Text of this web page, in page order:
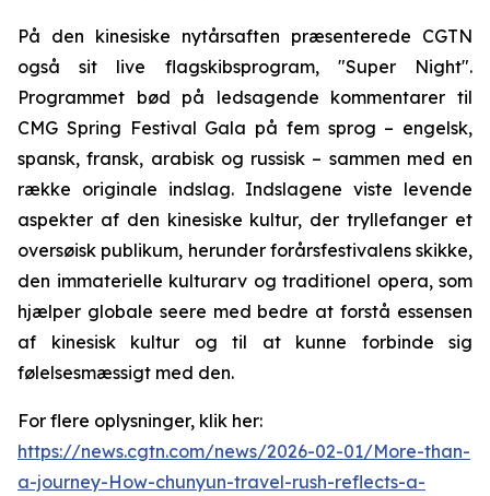
På den kinesiske nytårsaften præsenterede CGTN
også sit live flagskibsprogram, "Super Night".
Programmet bød på ledsagende kommentarer til
CMG Spring Festival Gala på fem sprog – engelsk,
spansk, fransk, arabisk og russisk – sammen med en
række originale indslag. Indslagene viste levende
aspekter af den kinesiske kultur, der tryllefanger et
oversøisk publikum, herunder forårsfestivalens skikke,
den immaterielle kulturarv og traditionel opera, som
hjælper globale seere med bedre at forstå essensen
af kinesisk kultur og til at kunne forbinde sig
følelsesmæssigt med den.
For flere oplysninger, klik her:
https://news.cgtn.com/news/2026-02-01/More-than-
a-journey-How-chunyun-travel-rush-reflects-a-